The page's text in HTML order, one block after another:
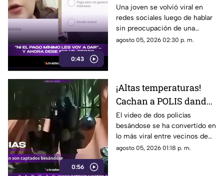
0:43
vuelve VIRAL tras
confesar MAL USO a
tarjeta de crédito; le
debe más de 130 mil al
Una joven se volvió viral en
redes sociales luego de hablar
sin preocupación de una
deuda de más de 130 mil con
agosto 05, 2026 02:30 p. m.
0:56
¡Altas temperaturas!
Cachan a POLIS dando
ESPECTÁCULO DE
BESOS en las calles de
Umán, Yucatán
(VIDEO)
El video de dos policías
besándose se ha convertido en
lo más viral entre vecinos de
Umán, Yucatán; la sorpresa
agosto 05, 2026 01:18 p. m.